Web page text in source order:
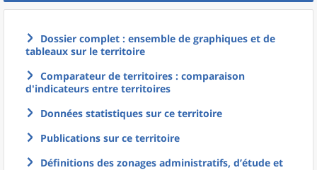
Dossier complet : ensemble de graphiques et de
tableaux sur le territoire
Comparateur de territoires : comparaison
d'indicateurs entre territoires
Données statistiques sur ce territoire
Publications sur ce territoire
Définitions des zonages administratifs, d’étude et